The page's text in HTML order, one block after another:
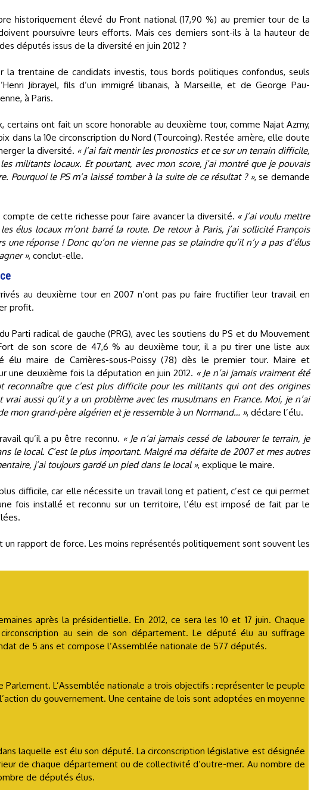
historiquement élevé du Front national (17,90 %) au premier tour de la
poursuivre leurs efforts. Mais ces derniers sont-ils à la hauteur de
députés issus de la diversité en juin 2012 ?
la trentaine de candidats investis, tous bords politiques confondus, seuls
Jibrayel, fils d’un immigré libanais, à Marseille, et de George Pau-
à Paris.
certains ont fait un score honorable au deuxième tour, comme Najat Azmy,
dans la 10e circonscription du Nord (Tourcoing). Restée amère, elle doute
la diversité. « J’ai fait mentir les pronostics et ce sur un terrain difficile,
militants locaux. Et pourtant, avec mon score, j’ai montré que je pouvais
Pourquoi le PS m’a laissé tomber à la suite de ce résultat ? », se demande
de cette richesse pour faire avancer la diversité. « J’ai voulu mettre
élus locaux m’ont barré la route. De retour à Paris, j’ai sollicité François
une réponse ! Donc qu’on ne vienne pas se plaindre qu’il n’y a pas d’élus
», conclut-elle.
au deuxième tour en 2007 n’ont pas pu faire fructifier leur travail en
profit.
Parti radical de gauche (PRG), avec les soutiens du PS et du Mouvement
de son score de 47,6 % au deuxième tour, il a pu tirer une liste aux
maire de Carrières-sous-Poissy (78) dès le premier tour. Maire et
une deuxième fois la députation en juin 2012. « Je n’ai jamais vraiment été
reconnaître que c’est plus difficile pour les militants qui ont des origines
vrai aussi qu’il y a un problème avec les musulmans en France. Moi, je n’ai
mon grand-père algérien et je ressemble à un Normand… », déclare l’élu.
qu’il a pu être reconnu. « Je n’ai jamais cessé de labourer le terrain, je
le local. C’est le plus important. Malgré ma défaite de 2007 et mes autres
j’ai toujours gardé un pied dans le local », explique le maire.
difficile, car elle nécessite un travail long et patient, c’est ce qui permet
fois installé et reconnu sur un territoire, l’élu est imposé de fait par le
rapport de force. Les moins représentés politiquement sont souvent les
après la présidentielle. En 2012, ce sera les 10 et 17 juin. Chaque
au sein de son département. Le député élu au suffrage
de 5 ans et compose l’Assemblée nationale de 577 députés.
Parlement. L’Assemblée nationale a trois objectifs : représenter le peuple
du gouvernement. Une centaine de lois sont adoptées en moyenne
laquelle est élu son député. La circonscription législative est désignée
de chaque département ou de collectivité d’outre-mer. Au nombre de
de députés élus.